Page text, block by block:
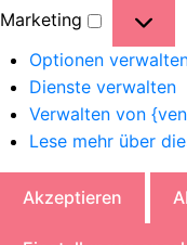
Marketing
Optionen
Dienste verwalten
Verwalten von
Lese mehr über
Akzeptieren